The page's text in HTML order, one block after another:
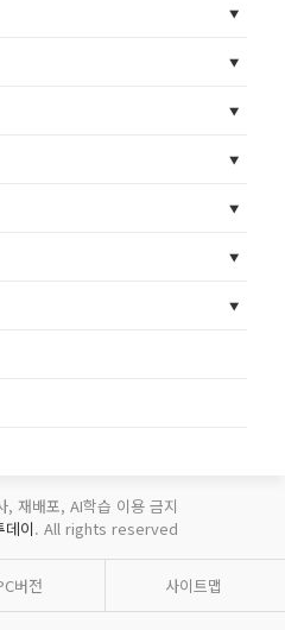
, 재배포, AI학습 이용 금지
데이. All rights reserved
버전 사이트맵